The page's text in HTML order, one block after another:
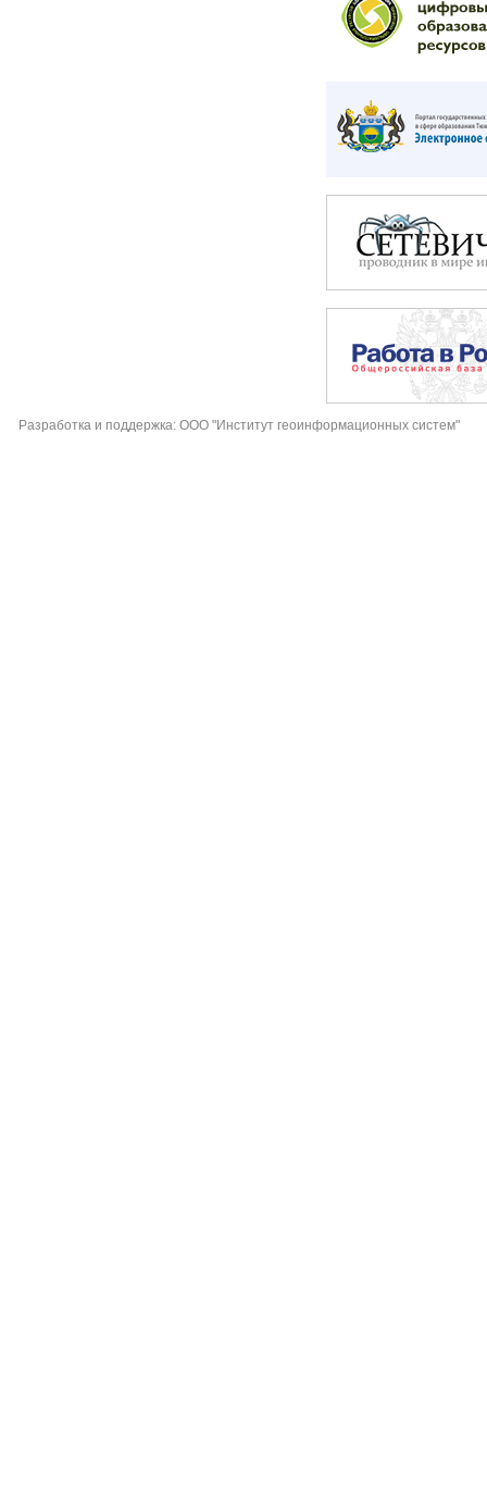
Разработка и поддержка: ООО "Институт геоинформационных систем"